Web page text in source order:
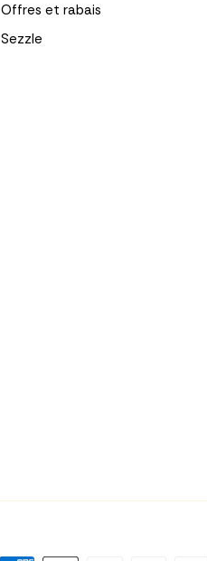
Offres et rabais
Sezzle